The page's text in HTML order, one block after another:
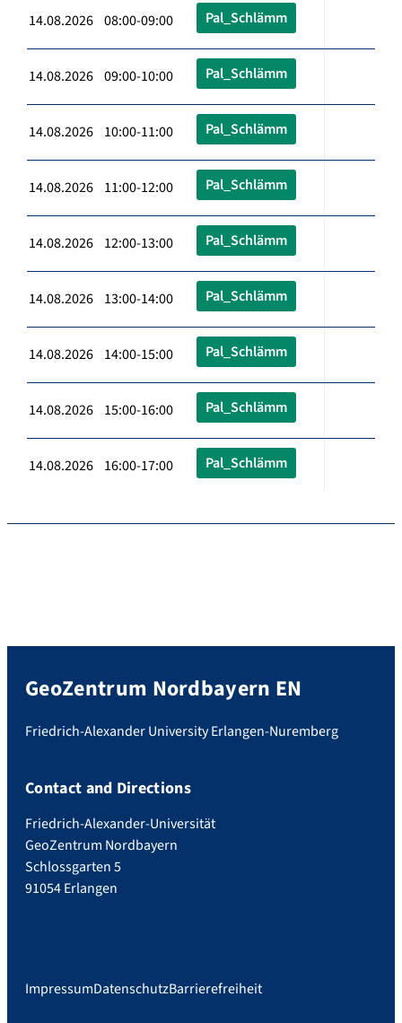
14.08.2026 08:00-09:00 Pal_Schlämm
14.08.2026 09:00-10:00 Pal_Schlämm
14.08.2026 10:00-11:00 Pal_Schlämm
14.08.2026 11:00-12:00 Pal_Schlämm
14.08.2026 12:00-13:00 Pal_Schlämm
14.08.2026 13:00-14:00 Pal_Schlämm
14.08.2026 14:00-15:00 Pal_Schlämm
14.08.2026 15:00-16:00 Pal_Schlämm
14.08.2026 16:00-17:00 Pal_Schlämm
GeoZentrum Nordbayern EN
Friedrich-Alexander University Erlangen-Nuremberg
Contact and Directions
Friedrich-Alexander-Universität
GeoZentrum Nordbayern
Schlossgarten 5
91054 Erlangen
ImpressumDatenschutzBarrierefreiheit